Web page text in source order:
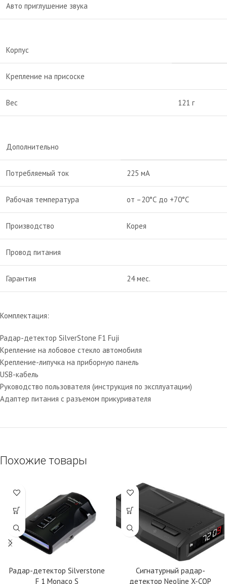
Авто приглушение звука
Корпус
Крепление на присоске
Вес 121 г
Дополнительно
Потребляемый ток 225 мА
Рабочая температура от –20°С до +70°С
Производство Корея
Провод питания
Гарантия 24 мес.
Комплектация:
Радар-детектор SilverStone F1 Fuji
Крепление на лобовое стекло автомобиля
Крепление-липучка на приборную панель
USB-кабель
Руководство пользователя (инструкция по эксплуатации)
Адаптер питания с разъемом прикуривателя
Похожие товары
Радар-детектор Silverstone
F 1 Monaco S
Сигнатурный радар-
детектор Neoline X-COP